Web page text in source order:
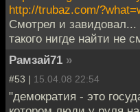
http://trubaz.com/
Смотрел и
такого нигде найти не
Рамзай71 »
#53 | 15.04.08 22:54
"демократия - это